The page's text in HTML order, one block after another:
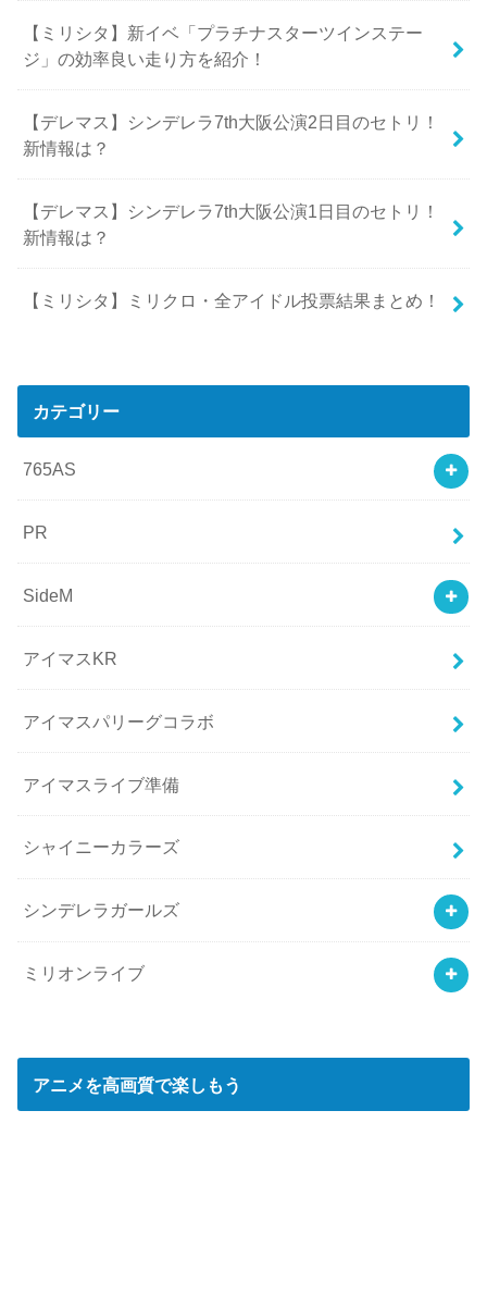
【ミリシタ】新イベ「プラチナスターツインステー
ジ」の効率良い走り方を紹介！
【デレマス】シンデレラ7th大阪公演2日目のセトリ！
新情報は？
【デレマス】シンデレラ7th大阪公演1日目のセトリ！
新情報は？
【ミリシタ】ミリクロ・全アイドル投票結果まとめ！
カテゴリー
765AS
PR
SideM
アイマスKR
アイマスパリーグコラボ
アイマスライブ準備
シャイニーカラーズ
シンデレラガールズ
ミリオンライブ
アニメを高画質で楽しもう